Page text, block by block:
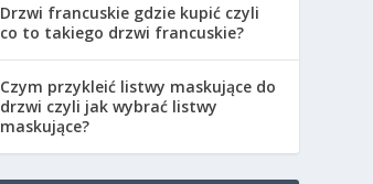
Drzwi francuskie gdzie kupić czyli
co to takiego drzwi francuskie?
Czym przykleić listwy maskujące do
drzwi czyli jak wybrać listwy
maskujące?